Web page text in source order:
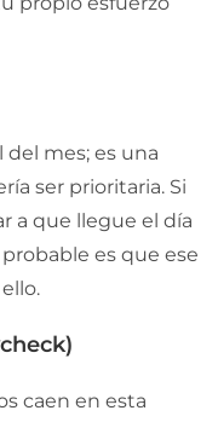
del mes; es una
ser prioritaria. Si
a que llegue el día
es que ese
caen en esta